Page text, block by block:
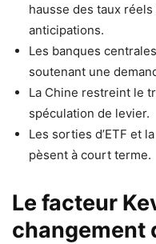
hausse des taux
anticipations.
Les banques
soutenant une
La Chine restreint le
spéculation de levier.
Les sorties d’ETF et
pèsent à court terme.
Le facteur
changement